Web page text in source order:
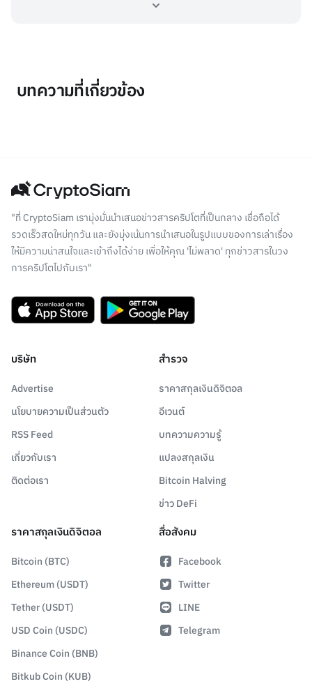
บทความที่เกี่ยวข้อง
"ที่ CryptoSiam เรามุ่งมั่นนำเสนอข่าวสารคริปโตที่เป็นกลาง เชื่อถือได้
รวดเร็วสดใหม่ทุกวัน และยังมุ่งเน้นการนำเสนอในรูปแบบของการเล่าเรื่อง
ให้มีความน่าสนใจและเข้าถึงได้ง่าย เพื่อให้คุณ 'ไม่พลาด' ทุกข่าวสารในวง
การคริปโตไปกับเรา"
บริษัท
Advertise
นโยบายความเป็นส่วนตัว
RSS Feed
เกี่ยวกับเรา
ติดต่อเรา
สำรวจ
ราคาสกุลเงินดิจิตอล
อีเวนต์
บทความความรู้
แปลงสกุลเงิน
Bitcoin Halving
ข่าว DeFi
ราคาสกุลเงินดิจิตอล
Bitcoin (BTC)
Ethereum (USDT)
Tether (USDT)
USD Coin (USDC)
Binance Coin (BNB)
Bitkub Coin (KUB)
สื่อสังคม
Facebook
Twitter
LINE
Telegram